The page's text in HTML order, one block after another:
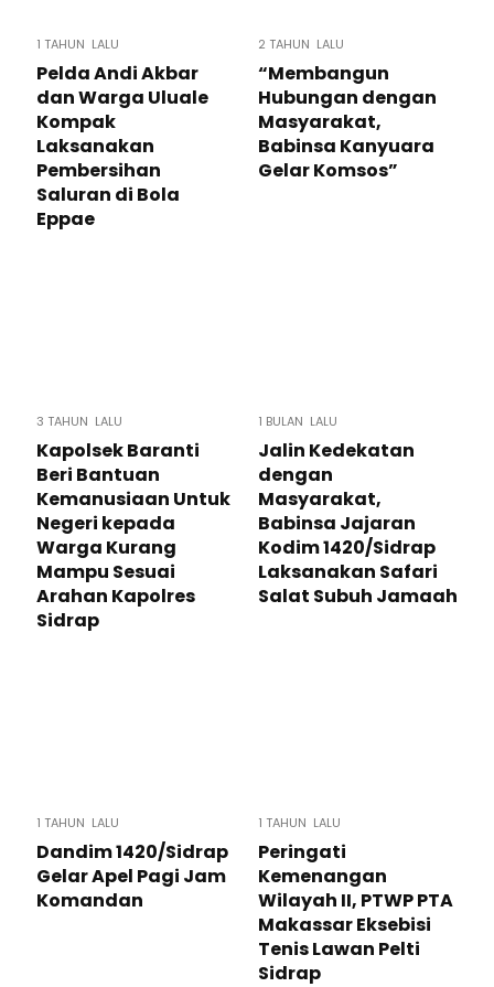
1 TAHUN LALU
Pelda Andi Akbar
dan Warga Uluale
Kompak
Laksanakan
Pembersihan
Saluran di Bola
Eppae
2 TAHUN LALU
“Membangun
Hubungan dengan
Masyarakat,
Babinsa Kanyuara
Gelar Komsos”
3 TAHUN LALU
Kapolsek Baranti
Beri Bantuan
Kemanusiaan Untuk
Negeri kepada
Warga Kurang
Mampu Sesuai
Arahan Kapolres
Sidrap
1 BULAN LALU
Jalin Kedekatan
dengan
Masyarakat,
Babinsa Jajaran
Kodim 1420/Sidrap
Laksanakan Safari
Salat Subuh Jamaah
1 TAHUN LALU
Dandim 1420/Sidrap
Gelar Apel Pagi Jam
Komandan
1 TAHUN LALU
Peringati
Kemenangan
Wilayah II, PTWP PTA
Makassar Eksebisi
Tenis Lawan Pelti
Sidrap